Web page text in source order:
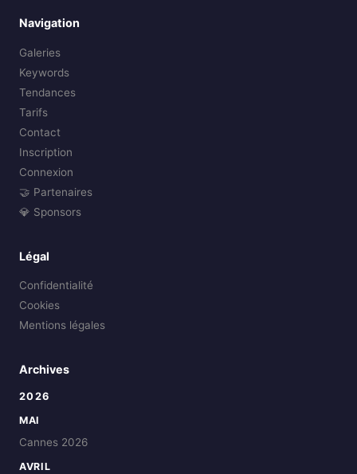
Navigation
Galeries
Keywords
Tendances
Tarifs
Contact
Inscription
Connexion
🤝 Partenaires
💎 Sponsors
Légal
Confidentialité
Cookies
Mentions légales
Archives
2026
MAI
Cannes 2026
AVRIL